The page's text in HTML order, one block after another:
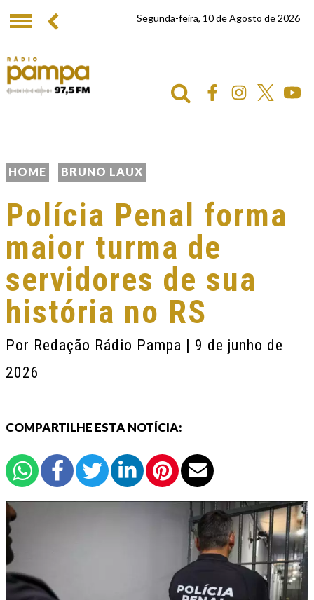
Segunda-feira, 10 de Agosto de 2026
HOME BRUNO LAUX
Polícia Penal forma
maior turma de
servidores de sua
história no RS
Por Redação Rádio Pampa | 9 de junho de
2026
COMPARTILHE ESTA NOTÍCIA: